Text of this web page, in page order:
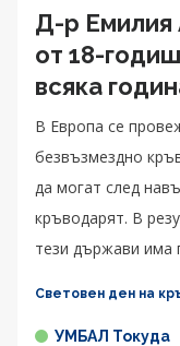
Д-р Емилия
от 18-
всяка
В Европа се
безвъзмездно
да могат след
кръводарят. В
тези държави има
Световен ден на
УМБАЛ Токуда